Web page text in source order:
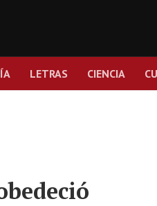
LETRAS CIENCIA